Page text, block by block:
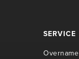
SERVICE
Overname